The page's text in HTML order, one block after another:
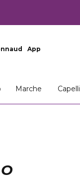
App
Marche Capelli